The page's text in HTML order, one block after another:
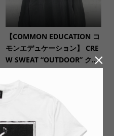
【COMMON EDUCATION コ
モンエデュケーション】 CRE
W SWEAT “OUTDOOR” ク...